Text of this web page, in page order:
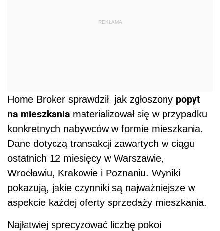
REKLAMA
Home Broker sprawdził, jak zgłoszony popyt
na mieszkania materializował się w przypadku
konkretnych nabywców w formie mieszkania.
Dane dotyczą transakcji zawartych w ciągu
ostatnich 12 miesięcy w Warszawie,
Wrocławiu, Krakowie i Poznaniu. Wyniki
pokazują, jakie czynniki są najważniejsze w
aspekcie każdej oferty sprzedaży mieszkania.
Najłatwiej sprecyzować liczbę pokoi